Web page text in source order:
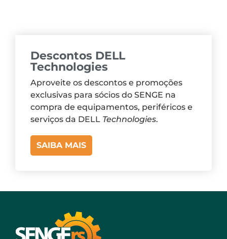
Descontos DELL
Technologies
Aproveite os descontos e promoções
exclusivas para sócios do SENGE na
compra de equipamentos, periféricos e
serviços da DELL Technologies.
SAIBA MAIS